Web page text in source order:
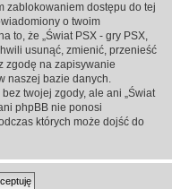
zablokowaniem dostępu do tej
o twoim
to, że „Świat PSX - gry PSX,
usunąć, zmienić, przenieść
zgodę na zapisywanie
naszej bazie danych.
twojej zgody, ale ani „Świat
phpBB nie ponosi
których może dojść do